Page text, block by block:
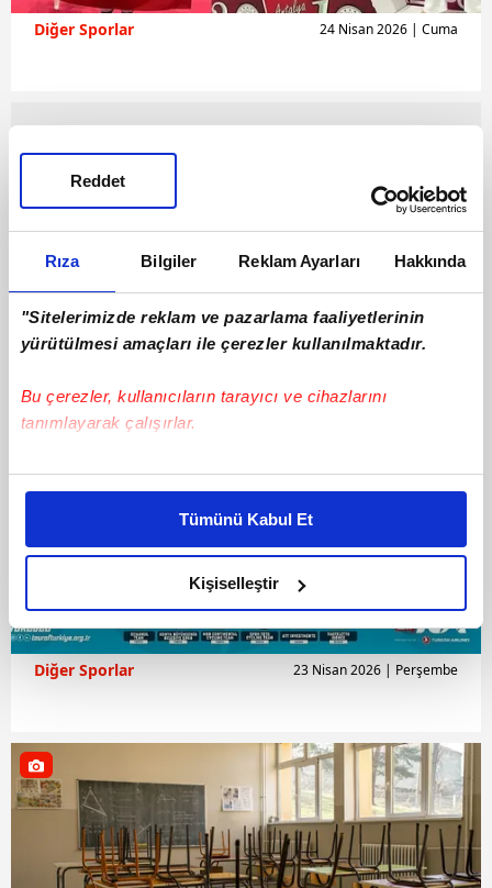
Rıza Bilgiler Reklam Ayarları Hakkında
"Sitelerimizde reklam ve pazarlama faaliyetlerinin
yürütülmesi amaçları ile çerezler kullanılmaktadır.
Bu çerezler, kullanıcıların tarayıcı ve cihazlarını
tanımlayarak çalışırlar.
Bu çerezlere izin vermeniz halinde sizlere özel
daha iyi reklam deneyimi yaşatabiliriz. Bunu yaparken
amacımızın size daha iyi bir reklam deneyimi sunmak
olduğunu ve sizlere en iyi içerikleri sunabilmek adına
elimizden gelen çabayı gösterdiğimizi ve bu noktada,
reklamların maliyetlerimizi karşılamak noktasında tek gelir
kalemimiz olduğunu sizlere hatırlatmak isteriz.
takdirde, kullanıcılara hedefli reklamlar
gösterilmeyecektir."
Sizlere daha iyi bir hizmet sunabilmek için İnternet
Sitemizde kendimize ve üçüncü kişilere ait çerezler
kullanılmaktadır. Bu çerezler vasıtasıyla çeşitli kişisel
Tümünü Kabul Et
Kişiselleştir
Reddet
Diğer Sporlar 24 Nisan 2026 | Cuma
Diğer Sporlar 23 Nisan 2026 | Perşembe